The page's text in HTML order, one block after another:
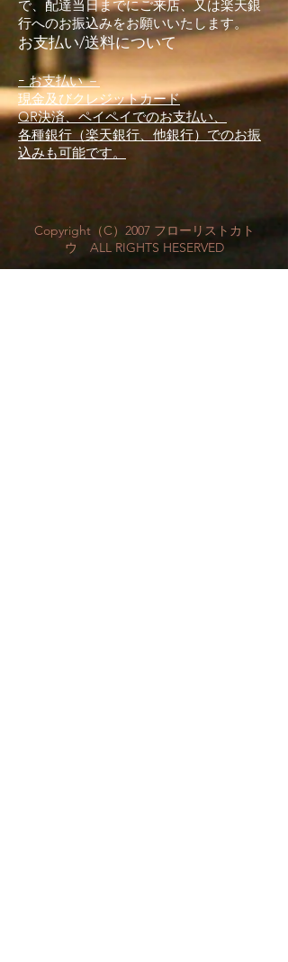
で、配達当日までにご来店、又は楽天銀
行へのお振込みをお願いいたします。
お支払い/送料について
ｰ お支払い －
現金及びクレジットカード
QR決済、ペイペイでのお支払い、
各種銀行（楽天銀行、他銀行）でのお振
込みも可能です。
Copyright（C）2007 フローリストカト
ウ ALL RIGHTS HESERVED